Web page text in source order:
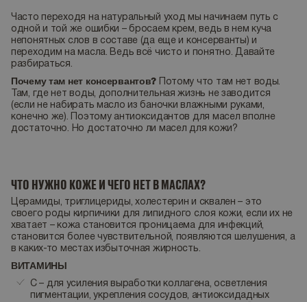
Часто переходя на натуральный уход мы начинаем путь с
одной и той же ошибки – бросаем крем, ведь в нем куча
непонятных слов в составе (да еще и консерванты) и
переходим на масла. Ведь всё чисто и понятно. Давайте
разбираться.
Почему там нет консервантов?
Потому что там нет воды.
Там, где нет воды, дополнительная жизнь не заводится
(если не набирать масло из баночки влажными руками,
конечно же). Поэтому антиоксидантов для масел вполне
достаточно. Но достаточно ли масел для кожи?
ЧТО НУЖНО КОЖЕ И ЧЕГО НЕТ В МАСЛАХ?
Церамиды, триглицериды, холестерин и сквален – это
своего роды кирпичики для липидного слоя кожи, если их не
хватает – кожа становится проницаема для инфекций,
становится более чувствительной, появляются шелушения, а
в каких-то местах избыточная жирность.
ВИТАМИНЫ
С – для усиления выработки коллагена, осветления
пигментации, укрепления сосудов, антиоксидадных